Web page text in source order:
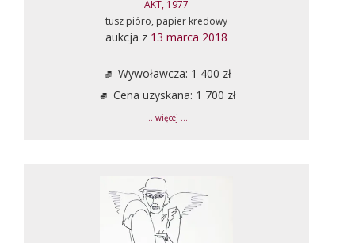
AKT, 1977
tusz pióro, papier kredowy
aukcja z 13 marca 2018
Wywoławcza: 1 400 zł
Cena uzyskana: 1 700 zł
... więcej ...